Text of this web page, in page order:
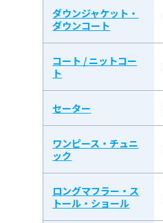
ダウンジャケット・
ダウンコート
コート / ニットコー
ト
セーター
ワンピース・チュニ
ック
ロングマフラー・ス
トール・ショール